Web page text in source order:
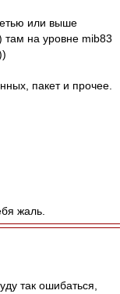
или выше
там на уровне mib83
пакет и прочее.
жаль.
так ошибаться,